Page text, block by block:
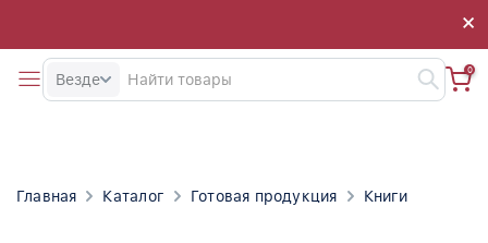
×
×
Везде
0
Главная Каталог Готовая продукция Книги